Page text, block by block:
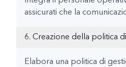
assicurati che la
6. Creazione della politica
Elabora una politica di